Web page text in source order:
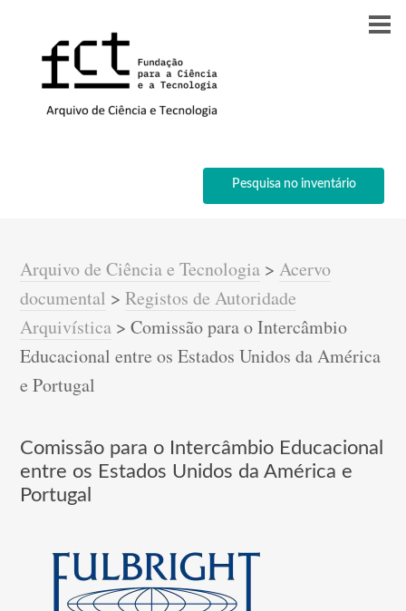
Pesquisa no inventário
Arquivo de Ciência e Tecnologia >Acervo
documental >Registos de Autoridade
Arquivística >Comissão para o Intercâmbio
Educacional entre os Estados Unidos da América
e Portugal
Comissão para o Intercâmbio Educacional
entre os Estados Unidos da América e
Portugal